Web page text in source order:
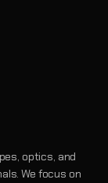
optics, and
We focus on